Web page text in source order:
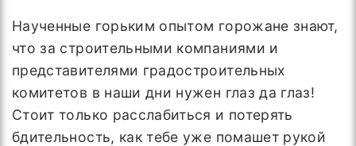
Наученные горьким опытом горожане знают,
что за строительными компаниями и
представителями градостроительных
комитетов в наши дни нужен глаз да глаз!
Стоит только расслабиться и потерять
бдительность, как тебе уже помашет рукой